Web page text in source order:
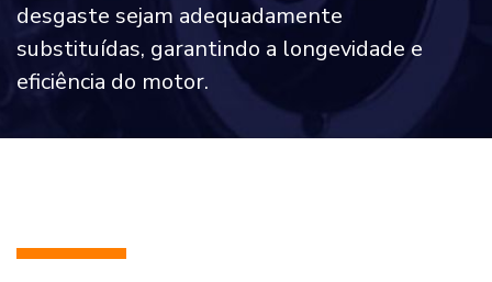
desgaste sejam adequadamente
substituídas, garantindo a longevidade e
eficiência do motor.